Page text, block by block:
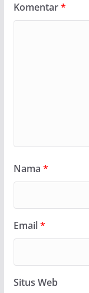
Komentar*
Nama *
Email*
Situs Web